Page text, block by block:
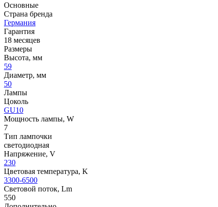
Основные
Страна бренда
Германия
Гарантия
18 месяцев
Размеры
Высота, мм
59
Диаметр, мм
50
Лампы
Цоколь
GU10
Мощность лампы, W
7
Тип лампочки
светодиодная
Напряжение, V
230
Цветовая температура, K
3300-6500
Световой поток, Lm
550